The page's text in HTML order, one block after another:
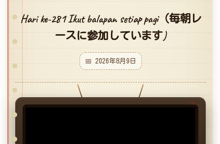
Hari ke-281 Ikut balapan setiap pagi（毎朝レ
ースに参加しています)
📅 2026年8月9日